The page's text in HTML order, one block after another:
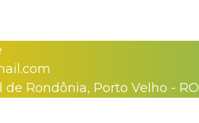
Rondônia, Porto Velho - RO